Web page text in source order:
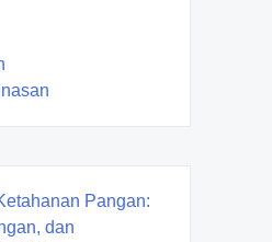
Pangan:
dan